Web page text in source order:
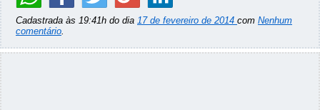
Cadastrada às 19:41h do dia 17 de fevereiro de 2014 com Nenhum
comentário.